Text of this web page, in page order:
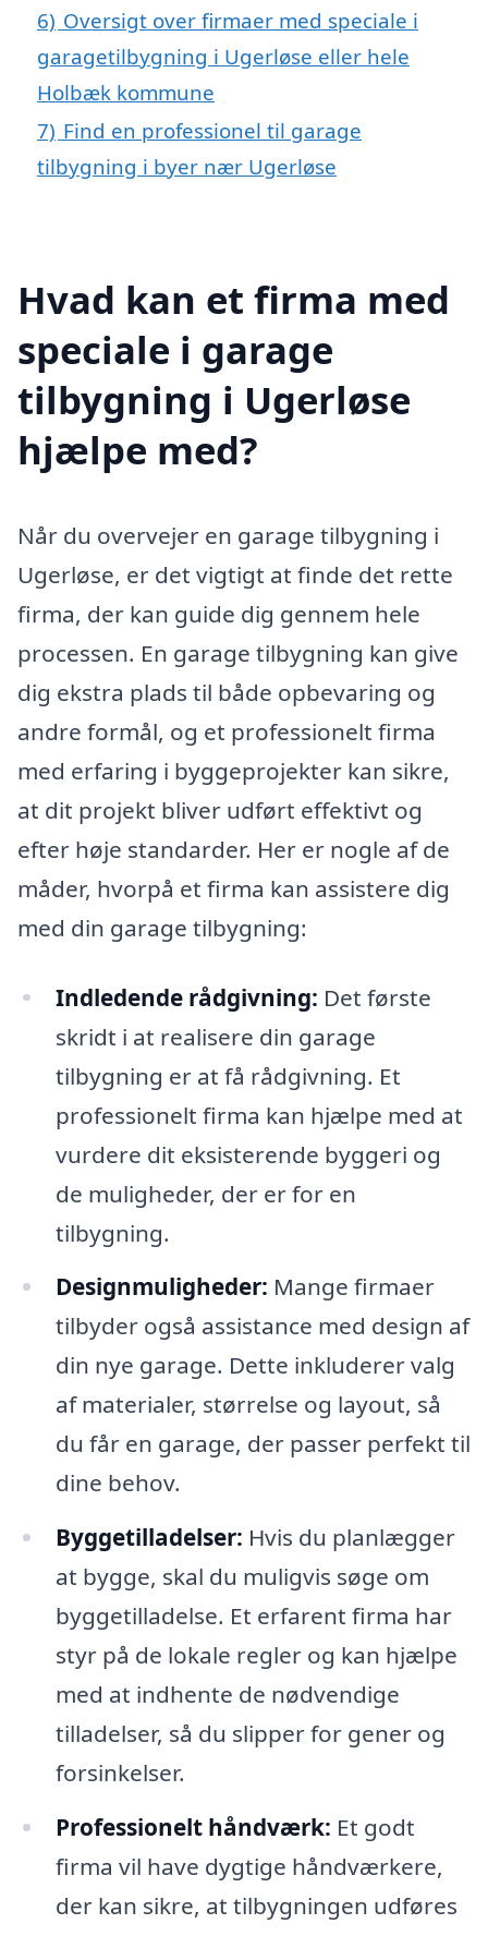
6) Oversigt over firmaer med speciale i
garagetilbygning i Ugerløse eller hele
Holbæk kommune
7) Find en professionel til garage
tilbygning i byer nær Ugerløse
Hvad kan et firma med
speciale i garage
tilbygning i Ugerløse
hjælpe med?
Når du overvejer en garage tilbygning i
Ugerløse, er det vigtigt at finde det rette
firma, der kan guide dig gennem hele
processen. En garage tilbygning kan give
dig ekstra plads til både opbevaring og
andre formål, og et professionelt firma
med erfaring i byggeprojekter kan sikre,
at dit projekt bliver udført effektivt og
efter høje standarder. Her er nogle af de
måder, hvorpå et firma kan assistere dig
med din garage tilbygning:
Indledende rådgivning: Det første
skridt i at realisere din garage
tilbygning er at få rådgivning. Et
professionelt firma kan hjælpe med at
vurdere dit eksisterende byggeri og
de muligheder, der er for en
tilbygning.
Designmuligheder: Mange firmaer
tilbyder også assistance med design af
din nye garage. Dette inkluderer valg
af materialer, størrelse og layout, så
du får en garage, der passer perfekt til
dine behov.
Byggetilladelser: Hvis du planlægger
at bygge, skal du muligvis søge om
byggetilladelse. Et erfarent firma har
styr på de lokale regler og kan hjælpe
med at indhente de nødvendige
tilladelser, så du slipper for gener og
forsinkelser.
Professionelt håndværk: Et godt
firma vil have dygtige håndværkere,
der kan sikre, at tilbygningen udføres